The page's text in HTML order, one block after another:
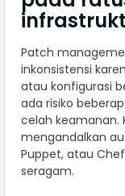
Patch
inkonsistensi
atau konfigurasi
ada risiko
celah keamanan.
mengandalkan
Puppet, atau
seragam.